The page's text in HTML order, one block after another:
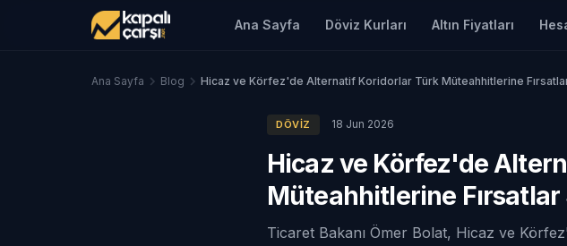
Ana Sayfa Döviz Kurları Altın Fiyatları
Ana Sayfa Blog Hicaz ve Körfez'de Alternatif Koridorlar Türk Müteahhitlerine
DÖVIZ 18 Jun 2026
Hicaz ve Körfez'de
Müteahhitlerine Fırsatlar
Ticaret Bakanı Ömer Bolat, Hicaz ve